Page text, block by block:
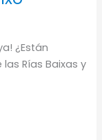
¿Están
Rías Baixas y